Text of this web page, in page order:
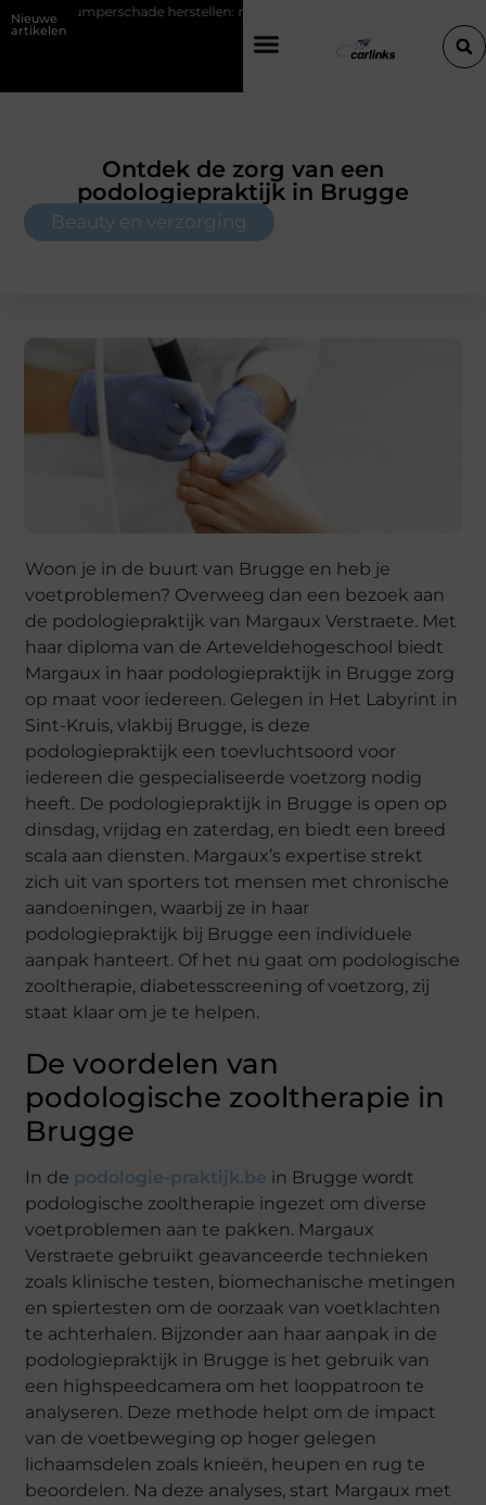
Nieuwe
artikelen
herstellen: repareren of de bumper vervangen?
Ontdek de zorg van een
podologiepraktijk in Brugge
Beauty en verzorging
Woon je in de buurt van Brugge en heb je
voetproblemen? Overweeg dan een bezoek aan
de podologiepraktijk van Margaux Verstraete. Met
haar diploma van de Arteveldehogeschool biedt
Margaux in haar podologiepraktijk in Brugge zorg
op maat voor iedereen. Gelegen in Het Labyrint in
Sint-Kruis, vlakbij Brugge, is deze
podologiepraktijk een toevluchtsoord voor
iedereen die gespecialiseerde voetzorg nodig
heeft. De podologiepraktijk in Brugge is open op
dinsdag, vrijdag en zaterdag, en biedt een breed
scala aan diensten. Margaux’s expertise strekt
zich uit van sporters tot mensen met chronische
aandoeningen, waarbij ze in haar
podologiepraktijk bij Brugge een individuele
aanpak hanteert. Of het nu gaat om podologische
zooltherapie, diabetesscreening of voetzorg, zij
staat klaar om je te helpen.
De voordelen van
podologische zooltherapie in
Brugge
In de podologie-praktijk.be in Brugge wordt
podologische zooltherapie ingezet om diverse
voetproblemen aan te pakken. Margaux
Verstraete gebruikt geavanceerde technieken
zoals klinische testen, biomechanische metingen
en spiertesten om de oorzaak van voetklachten
te achterhalen. Bijzonder aan haar aanpak in de
podologiepraktijk in Brugge is het gebruik van
een highspeedcamera om het looppatroon te
analyseren. Deze methode helpt om de impact
van de voetbeweging op hoger gelegen
lichaamsdelen zoals knieën, heupen en rug te
beoordelen. Na deze analyses, start Margaux met